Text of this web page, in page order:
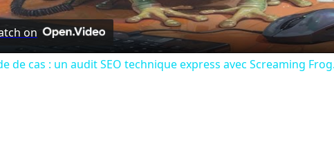
on
de cas : un audit SEO technique express avec Screaming Frog.